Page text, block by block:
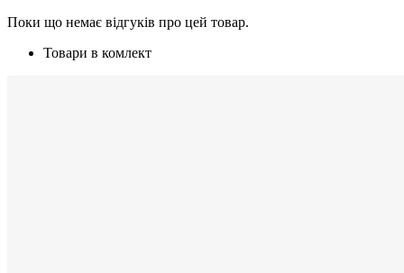
Поки що немає відгуків про цей товар.
Товари в комлект